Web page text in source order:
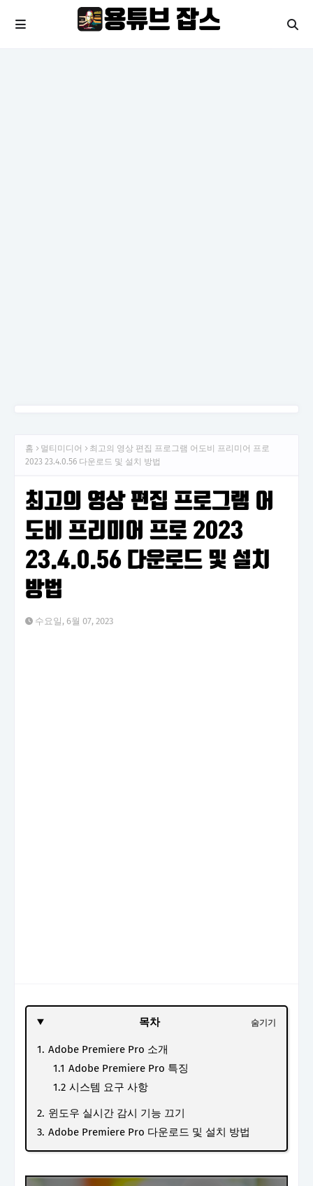
홈 멀티미디어
최고의 영상 편집 프로그램 어도비 프리미어 프로
2023 23.4.0.56 다운로드 및 설치 방법
최고의 영상 편집 프로그램 어
도비 프리미어 프로 2023
23.4.0.56 다운로드 및 설치
방법
수요일, 6월 07, 2023
목차
Adobe Premiere Pro 소개
Adobe Premiere Pro 특징
시스템 요구 사항
윈도우 실시간 감시 기능 끄기
Adobe Premiere Pro 다운로드 및 설치 방법